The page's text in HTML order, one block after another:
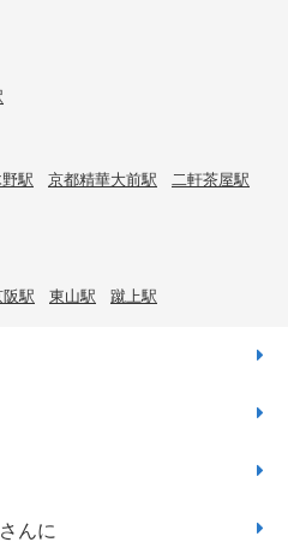
駅 京都精華大前駅
二軒茶屋駅
駅 東山駅 蹴上駅
んに